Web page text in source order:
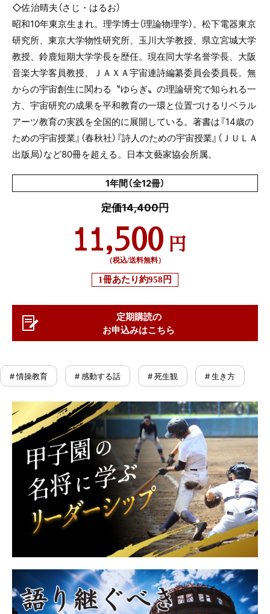
◇佐治晴夫（さじ・はるお）
昭和10年東京生まれ。理学博士（理論物理学）。松下電器東京
研究所、東京大学物性研究所、玉川大学教授、県立宮城大学
教授、鈴鹿短期大学学長を歴任。現在同大学名誉学長、大阪
音楽大学客員教授、ＪＡＸＡ宇宙連詩編纂委員会委員長。無
からの宇宙創生に関わる〝ゆらぎ〟の理論研究で知られる一
方、宇宙研究の成果を平和教育の一環と位置づけるリベラル
アーツ教育の実践を全国的に展開している。著書は『14歳の
ための宇宙授業』（春秋社）『詩人のための宇宙授業』（ＪＵＬＡ
出版局）など80冊を超える。日本文藝家協会所属。
1年間（全12冊）
定価14,400円
11,500 円
（税込/送料無料）
1冊あたり約958円
定期購読の
お申込みはこちら
# 情操教育 # 感動する話 # 死生観 # 生き方